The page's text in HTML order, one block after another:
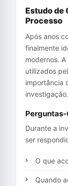
Estudo de
Processo
Após anos
finalmente
modernos.
utilizados
importância
investigação.
Durante a
ser
O que
Quando